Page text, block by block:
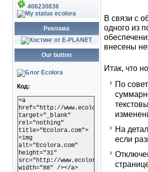
406230836
ecolora
Реклама
Our button
Код:
<a
href="http://www.ecolora.com"
target="_blank"
rel="nothing"
title="Ecolora.com">
<img
alt="Ecolora.com"
height="31"
src="http://www.ecolora.com/images/
width="88" /></a>
В связи с
одного из
внесены
Итак, что
По
На
если